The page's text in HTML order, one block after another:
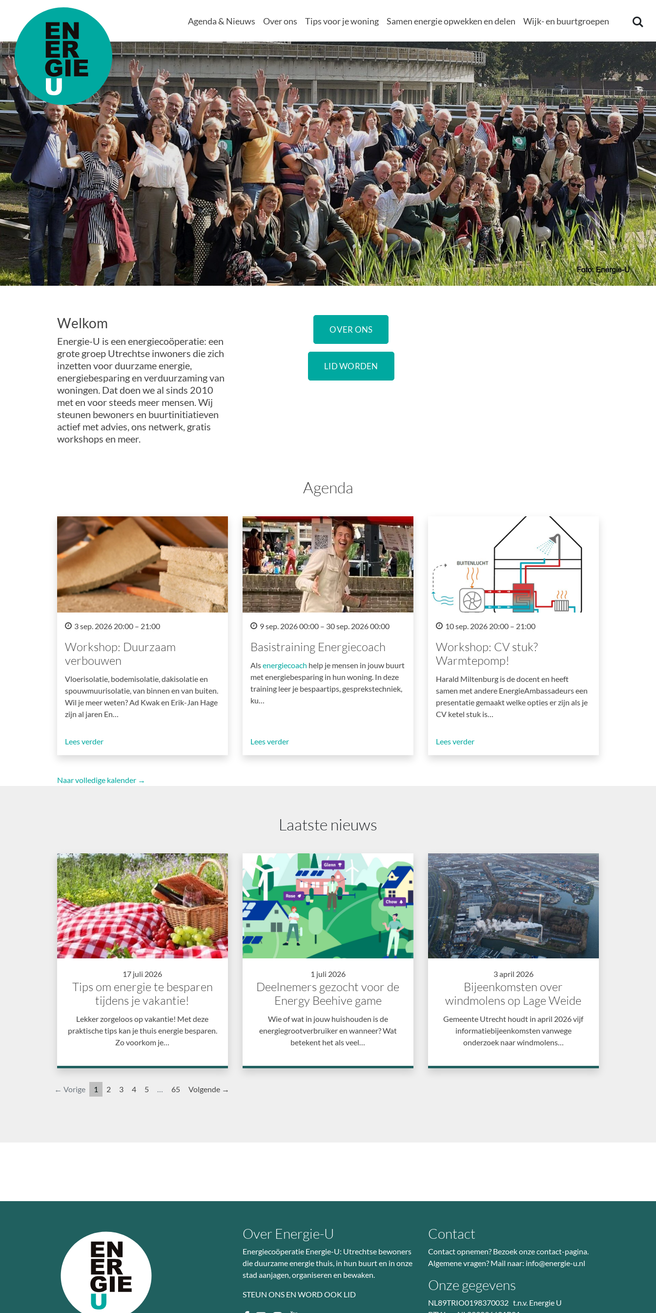
Agenda & Nieuws Over ons Tips voor je woning Samen energie opwekken en delen Wijk- en buurtgroepen
Welkom
Energie-U is een energiecoöperatie: een
grote groep Utrechtse inwoners die zich
inzetten voor duurzame energie,
energiebesparing en verduurzaming van
woningen. Dat doen we al sinds 2010
met en voor steeds meer mensen. Wij
steunen bewoners en buurtinitiatieven
actief met advies, ons netwerk, gratis
workshops en meer.
OVER ONS
LID WORDEN
Agenda
3 sep. 2026 20:00 – 21:00
Workshop: Duurzaam
verbouwen
Vloerisolatie, bodemisolatie, dakisolatie en
spouwmuurisolatie, van binnen en van buiten.
Wil je meer weten? Ad Kwak en Erik-Jan Hage
zijn al jaren En…
Lees verder
9 sep. 2026 00:00 – 30 sep. 2026 00:00
Basistraining Energiecoach
Alsenergiecoach help je mensen in jouw buurt
met energiebesparing in hun woning. In deze
training leer je bespaartips, gesprekstechniek,
ku…
Lees verder
10 sep. 2026 20:00 – 21:00
Workshop: CV stuk?
Warmtepomp!
Harald Miltenburg is de docent en heeft
samen met andere EnergieAmbassadeurs een
presentatie gemaakt welke opties er zijn als je
CV ketel stuk is…
Lees verder
Naar volledige kalender →
Laatste nieuws
17 juli 2026
Tips om energie te besparen
tijdens je vakantie!
Lekker zorgeloos op vakantie! Met deze
praktische tips kan je thuis energie besparen.
Zo voorkom je…
1 juli 2026
Deelnemers gezocht voor de
Energy Beehive game
Wie of wat in jouw huishouden is de
energiegrootverbruiker en wanneer? Wat
betekent het als veel…
3 april 2026
Bijeenkomsten over
windmolens op Lage Weide
Gemeente Utrecht houdt in april 2026 vijf
informatiebijeenkomsten vanwege
onderzoek naar windmolens…
← Vorige 1 2 3 4 5 … 65 Volgende →
Over Energie-U
Energiecoöperatie Energie-U: Utrechtse bewoners
die duurzame energie thuis, in hun buurt en in onze
stad aanjagen, organiseren en bewaken.
STEUN ONS EN WORD OOK LID
Contact
Contact opnemen? Bezoekonze contact-pagina.
Algemene vragen? Mail naar: info@energie-u.nl
Onze gegevens
NL89TRIO0198370032 t.n.v. Energie U